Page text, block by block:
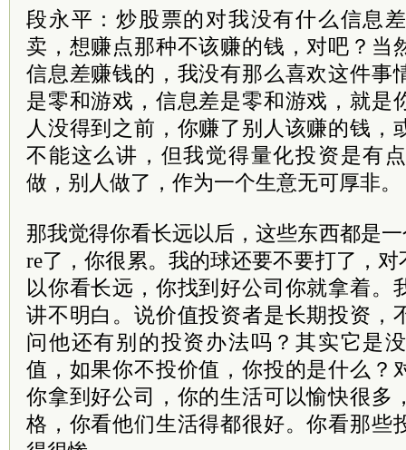
段永平：炒股票的对我没有什么信息
卖，想赚点那种不该赚的钱，对吧？当
信息差赚钱的，我没有那么喜欢这件事
是零和游戏，信息差是零和游戏，就是
人没得到之前，你赚了别人该赚的钱，
不能这么讲，但我觉得量化投资是有
做，别人做了，作为一个生意无可厚非。
那我觉得你看长远以后，这些东西都是
re了，你很累。我的球还要不要打了，
以你看长远，你找到好公司你就拿着。
讲不明白。说价值投资者是长期投资，
问他还有别的投资办法吗？其实它是
值，如果你不投价值，你投的是什么？
你拿到好公司，你的生活可以愉快很多
格，你看他们生活得都很好。你看那些